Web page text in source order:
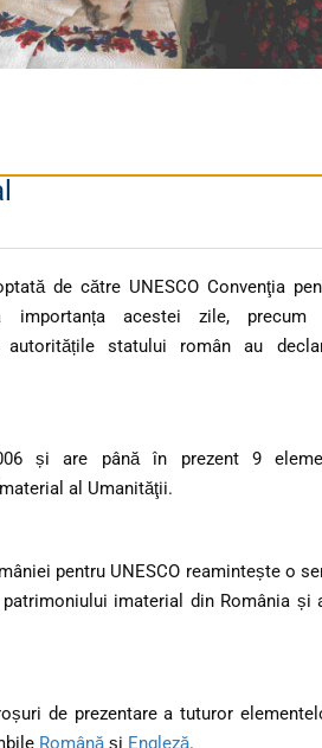
de către UNESCO Convenţia
acestei zile, precum
statului român au
și are până în prezent 9
al Umanităţii.
pentru UNESCO reamintește o
imaterial din România și
de prezentare a tuturor
Românăși Engleză.